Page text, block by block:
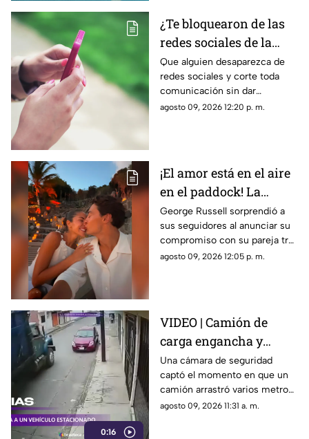
¿Te bloquearon de las
redes sociales de la
nada? La razón
psicológica por la que
algunas personas
eligen el contacto cero
Que alguien desaparezca de
redes sociales y corte toda
comunicación sin dar
explicaciones genera ansiedad
agosto 09, 2026 12:20 p. m.
¡El amor está en el aire
en el paddock! La
romántica propuesta
de matrimonio de
George Russell a
Carmen Montero
George Russell sorprendió a
sus seguidores al anunciar su
compromiso con su pareja tras
más de cinco años juntos
agosto 09, 2026 12:05 p. m.
0:16
VIDEO | Camión de
carga engancha y
destruye vehículo
estacionado
Una cámara de seguridad
captó el momento en que un
camión arrastró varios metros
a un vehículo estacionado
agosto 09, 2026 11:31 a. m.